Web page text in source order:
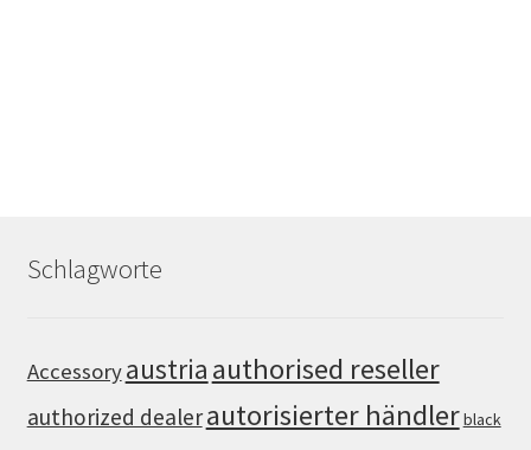
Schlagworte
Accessoryaustria authorised reseller
authorized dealerautorisierter händlerblack